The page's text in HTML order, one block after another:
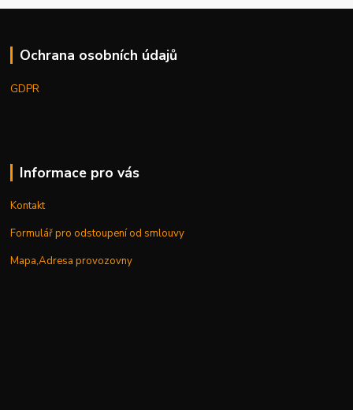
Ochrana osobních údajů
GDPR
Informace pro vás
Kontakt
Formulář pro odstoupení od smlouvy
Mapa,Adresa provozovny